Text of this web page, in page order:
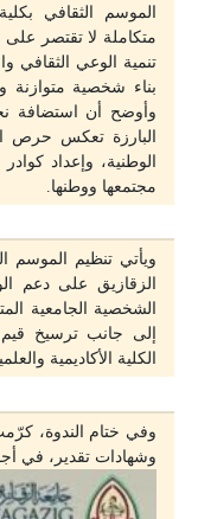
الموسم الثقافي
متكاملة لا تقتصر على
تنمية الوعي الثقافي
بناء شخصية متوازنة
وأوضح أن استضافة
البارزة تعكس حرص
الوطنية، وإعداد
مجتمعها ووطنها.
ويأتي تنظيم
الزقازيق على دعم
الشخصية الجامعية
إلى جانب ترسيخ قيم
الكلية الأكاديمية
وفي ختام الندوة،
وشهادات تقدير، في